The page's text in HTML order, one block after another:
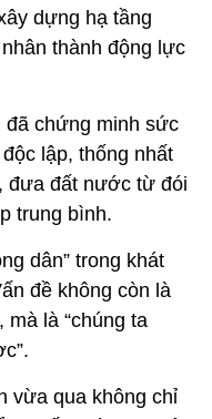
dựng hạ tầng
thành động lực
đã chứng minh sức
lập, thống nhất
đưa đất nước từ đói
trung bình.
dân” trong khát
đề không còn là
mà là “chúng ta
vừa qua không chỉ